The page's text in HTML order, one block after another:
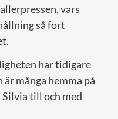
vars
så fort
har tidigare
många hemma på
till och med